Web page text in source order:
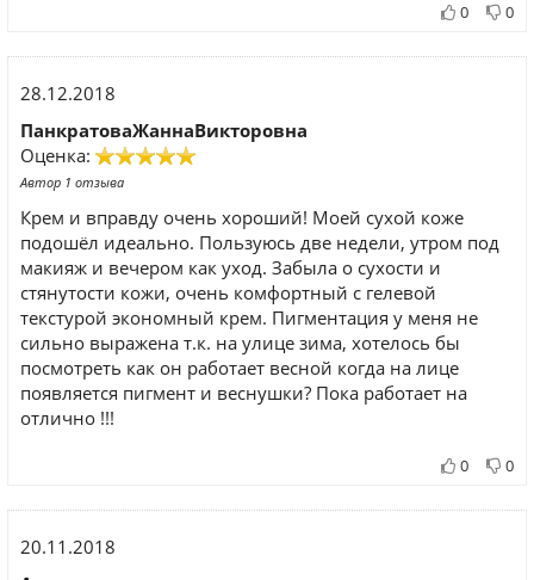
0 0
28.12.2018
ПанкратоваЖаннаВикторовна
Оценка:
Автор 1 отзыва
Крем и вправду очень хороший! Моей сухой коже
подошёл идеально. Пользуюсь две недели, утром под
макияж и вечером как уход. Забыла о сухости и
стянутости кожи, очень комфортный с гелевой
текстурой экономный крем. Пигментация у меня не
сильно выражена т.к. на улице зима, хотелось бы
посмотреть как он работает весной когда на лице
появляется пигмент и веснушки? Пока работает на
отлично !!!
0 0
20.11.2018